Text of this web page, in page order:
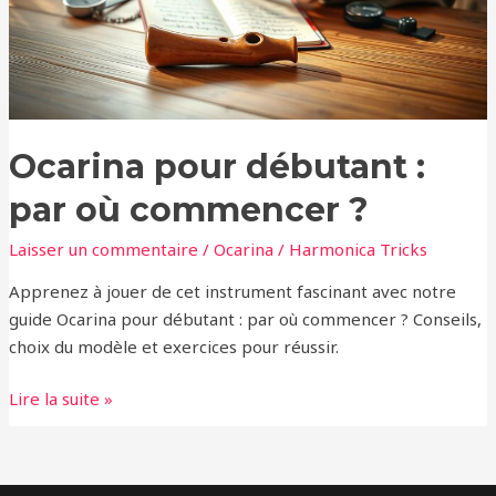
Ocarina pour débutant :
par où commencer ?
Laisser un commentaire /Ocarina / Harmonica Tricks
Apprenez à jouer de cet instrument fascinant avec notre
guide Ocarina pour débutant : par où commencer ? Conseils,
choix du modèle et exercices pour réussir.
commencer
?
Lire la suite »